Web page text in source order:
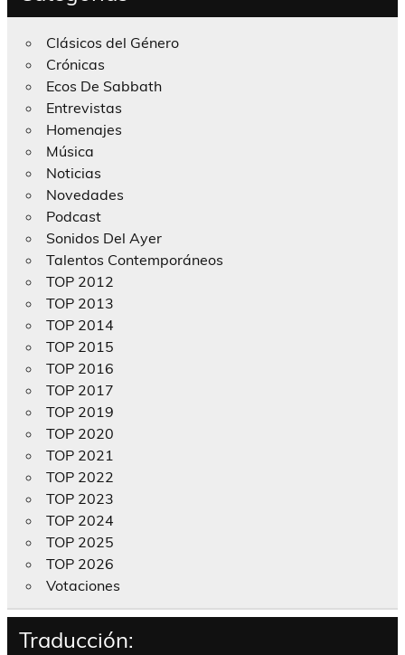
Clásicos del Género
Crónicas
Ecos De Sabbath
Entrevistas
Homenajes
Música
Noticias
Novedades
Podcast
Sonidos Del Ayer
Talentos Contemporáneos
TOP 2012
TOP 2013
TOP 2014
TOP 2015
TOP 2016
TOP 2017
TOP 2019
TOP 2020
TOP 2021
TOP 2022
TOP 2023
TOP 2024
TOP 2025
TOP 2026
Votaciones
Traducción: